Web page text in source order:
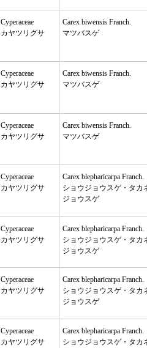
Cyperaceae
カヤツリグサ
Carex biwensis Franch.
マツバスゲ
Cyperaceae
カヤツリグサ
Carex biwensis Franch.
マツバスゲ
Cyperaceae
カヤツリグサ
Carex biwensis Franch.
マツバスゲ
Cyperaceae
カヤツリグサ
Carex blepharicarpa Franch.
ショウジョウスゲ・タカ
ジョウスゲ
Cyperaceae
カヤツリグサ
Carex blepharicarpa Franch.
ショウジョウスゲ・タカ
ジョウスゲ
Cyperaceae
カヤツリグサ
Carex blepharicarpa Franch.
ショウジョウスゲ・タカ
ジョウスゲ
Cyperaceae
カヤツリグサ
Carex blepharicarpa Franch.
ショウジョウスゲ・タカ